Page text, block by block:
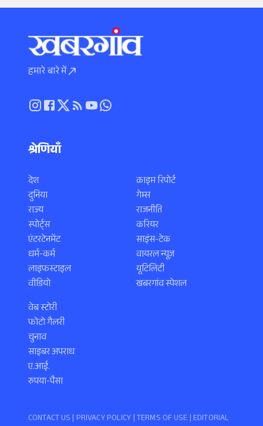
हमारे बारे में
श्रेणियाँ
देश
दुनिया
राज्य
स्पोर्ट्स
एंटरटेनमेंट
धर्म-कर्म
लाइफस्टाइल
वीडियो
क्राइम रिपोर्ट
गेम्स
राजनीति
करियर
साइंस-टेक
वायरल न्यूज़
यूटिलिटी
खबरगांव स्पेशल
वेब स्टोरी
फोटो गैलरी
चुनाव
साइबर अपराध
ए.आई.
रुपया-पैसा
CONTACT US | PRIVACY POLICY |TERMS OF USE | EDITORIAL